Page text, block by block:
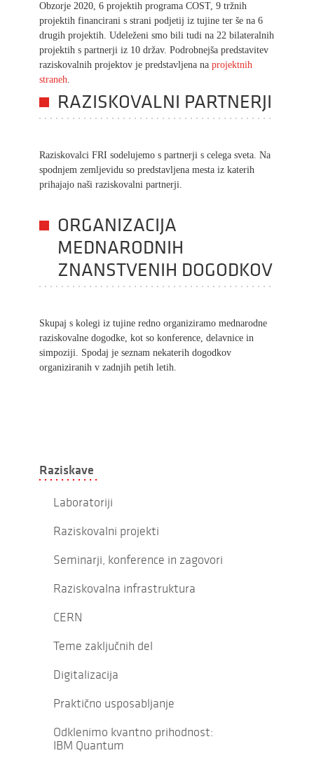
Obzorje 2020, 6 projektih programa COST, 9 tržnih
projektih financirani s strani podjetij iz tujine ter še na 6
drugih projektih. Udeleženi smo bili tudi na 22 bilateralnih
projektih s partnerji iz 10 držav. Podrobnejša predstavitev
raziskovalnih projektov je predstavljena na projektnih
straneh.
RAZISKOVALNI PARTNERJI
Raziskovalci FRI sodelujemo s partnerji s celega sveta. Na
spodnjem zemljevidu so predstavljena mesta iz katerih
prihajajo naši raziskovalni partnerji.
ORGANIZACIJA
MEDNARODNIH
ZNANSTVENIH DOGODKOV
Skupaj s kolegi iz tujine redno organiziramo mednarodne
raziskovalne dogodke, kot so konference, delavnice in
simpoziji. Spodaj je seznam nekaterih dogodkov
organiziranih v zadnjih petih letih.
Raziskave
Laboratoriji
Raziskovalni projekti
Seminarji, konference in zagovori
Raziskovalna infrastruktura
CERN
Teme zaključnih del
Digitalizacija
Praktično usposabljanje
Odklenimo kvantno prihodnost:
IBM Quantum